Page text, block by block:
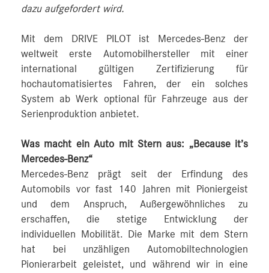
dazu aufgefordert wird.
Mit dem DRIVE PILOT ist Mercedes‑Benz der
weltweit erste Automobilhersteller mit einer
international gültigen Zertifizierung für
hochautomatisiertes Fahren, der ein solches
System ab Werk optional für Fahrzeuge aus der
Serienproduktion anbietet.
Was macht ein Auto mit Stern aus: „Because it’s
Mercedes-Benz“
Mercedes-Benz prägt seit der Erfindung des
Automobils vor fast 140 Jahren mit Pioniergeist
und dem Anspruch, Außergewöhnliches zu
erschaffen, die stetige Entwicklung der
individuellen Mobilität. Die Marke mit dem Stern
hat bei unzähligen Automobiltechnologien
Pionierarbeit geleistet, und während wir in eine